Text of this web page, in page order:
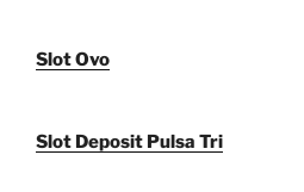
Slot Ovo
Slot Deposit Pulsa Tri